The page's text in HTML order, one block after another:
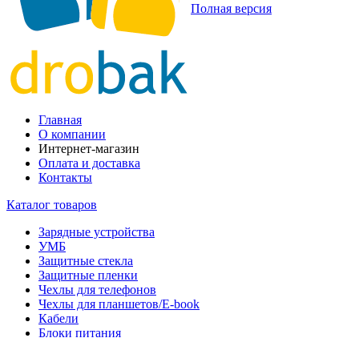
Полная версия
Главная
О компании
Интернет-магазин
Оплата и доставка
Контакты
Каталог товаров
Зарядные устройства
УМБ
Защитные стекла
Защитные пленки
Чехлы для телефонов
Чехлы для планшетов/E-book
Кабели
Блоки питания